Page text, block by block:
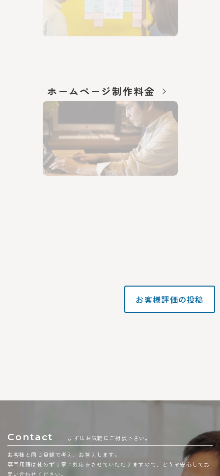
ホームページ制作料金
お客様評価の投稿
Contact まずはお気軽にご相談下さい。
お客様と同じ目線で考え、お答えします。
専門用語は使わず丁寧に対応をさせていただきますので、どうぞ安心してお
問い合わせください。